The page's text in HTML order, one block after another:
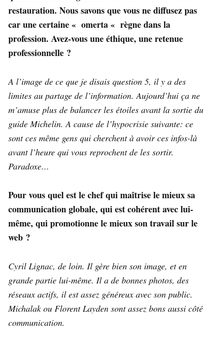
restauration. Nous savons que vous ne diffusez pas
car une certaine « omerta « règne dans la
profession. Avez-vous une éthique, une retenue
professionnelle ?
A l’image de ce que je disais question 5, il y a des
limites au partage de l’information. Aujourd’hui ça ne
m’amuse plus de balancer les étoiles avant la sortie du
guide Michelin. A cause de l’hypocrisie suivante: ce
sont ces même gens qui cherchent à avoir ces infos-là
avant l’heure qui vous reprochent de les sortir.
Paradoxe…
Pour vous quel est le chef qui maîtrise le mieux sa
communication globale, qui est cohérent avec lui-
même, qui promotionne le mieux son travail sur le
web ?
Cyril Lignac, de loin. Il gère bien son image, et en
grande partie lui-même. Il a de bonnes photos, des
réseaux actifs, il est assez généreux avec son public.
Michalak ou Florent Layden sont assez bons aussi côté
communication.